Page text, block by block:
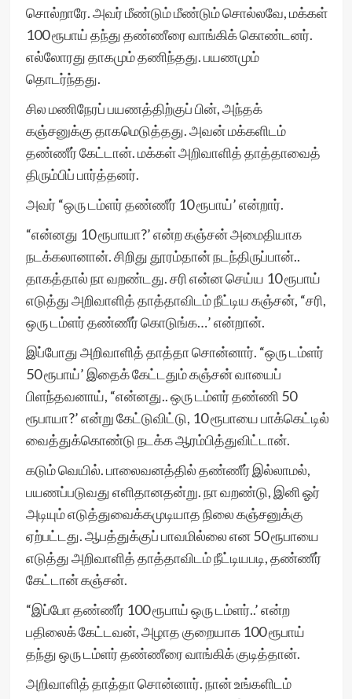
சொல்றாரே. அவர் மீண்டும் மீண்டும் சொல்லவே, மக்கள்
100 ரூபாய் தந்து தண்ணீரை வாங்கிக் கொண்டனர்.
எல்லோரது தாகமும் தணிந்தது. பயணமும்
தொடர்ந்தது.
சில மணிநேரப் பயணத்திற்குப் பின், அந்தக்
கஞ்சனுக்கு தாகமெடுத்தது. அவன் மக்களிடம்
தண்ணீர் கேட்டான். மக்கள் அறிவாளித் தாத்தாவைத்
திரும்பிப் பார்த்தனர்.
அவர் “ஒரு டம்ளர் தண்ணீர் 10 ரூபாய்’ என்றார்.
“என்னது 10 ரூபாயா?’ என்ற கஞ்சன் அமைதியாக
நடக்கலானான். சிறிது தூரம்தான் நடந்திருப்பான்..
தாகத்தால் நா வறண்டது. சரி என்ன செய்ய 10 ரூபாய்
எடுத்து அறிவாளித் தாத்தாவிடம் நீட்டிய கஞ்சன், “சரி,
ஒரு டம்ளர் தண்ணீர் கொடுங்க…’ என்றான்.
இப்போது அறிவாளித் தாத்தா சொன்னார். “ஒரு டம்ளர்
50 ரூபாய்’ இதைக் கேட்டதும் கஞ்சன் வாயைப்
பிளந்தவனாய், “என்னது.. ஒரு டம்ளர் தண்ணி 50
ரூபாயா?’ என்று கேட்டுவிட்டு, 10 ரூபாயை பாக்கெட்டில்
வைத்துக்கொண்டு நடக்க ஆரம்பித்துவிட்டான்.
கடும் வெயில். பாலைவனத்தில் தண்ணீர் இல்லாமல்,
பயணப்படுவது எளிதானதன்று. நா வறண்டு, இனி ஓர்
அடியும் எடுத்துவைக்கமுடியாத நிலை கஞ்சனுக்கு
ஏற்பட்டது. ஆபத்துக்குப் பாவமில்லை என 50 ரூபாயை
எடுத்து அறிவாளித் தாத்தாவிடம் நீட்டியபடி, தண்ணீர்
கேட்டான் கஞ்சன்.
“இப்போ தண்ணீர் 100 ரூபாய் ஒரு டம்ளர்..’ என்ற
பதிலைக் கேட்டவன், அழாத குறையாக 100 ரூபாய்
தந்து ஒரு டம்ளர் தண்ணீரை வாங்கிக் குடித்தான்.
அறிவாளித் தாத்தா சொன்னார். நான் உங்களிடம்